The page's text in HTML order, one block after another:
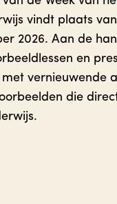
vindt plaats
2026. Aan de
en
vernieuwende
die